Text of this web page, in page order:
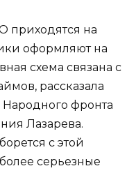
приходятся на
оформляют на
схема связана с
рассказала
фронта
Лазарева.
с этой
серьезные